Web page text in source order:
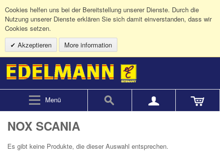
Cookies helfen uns bei der Bereitstellung unserer Dienste. Durch die
Nutzung unserer Dienste erklären Sie sich damit einverstanden, dass wir
Cookies setzen.
Akzeptieren
More information
Menü
NOX SCANIA
Es gibt keine Produkte, die dieser Auswahl entsprechen.